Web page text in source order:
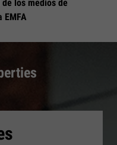
los medios de
EMFA